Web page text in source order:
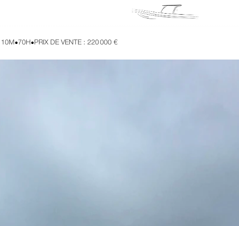
10M 70H PRIX DE VENTE : 220 000 €